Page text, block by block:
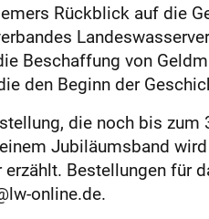
Rückblick auf die
Beschaffung von
den Beginn der
die noch bis
Jubiläumsband
erzählt. Bestellungen für
online.de.